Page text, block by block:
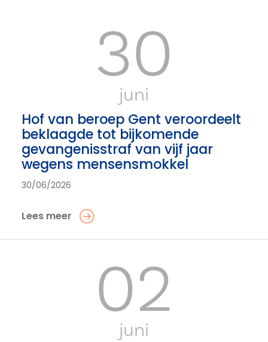
30
juni
Hof van beroep Gent veroordeelt
beklaagde tot bijkomende
gevangenisstraf van vijf jaar
wegens mensensmokkel
30/06/2026
Lees meer
02
juni